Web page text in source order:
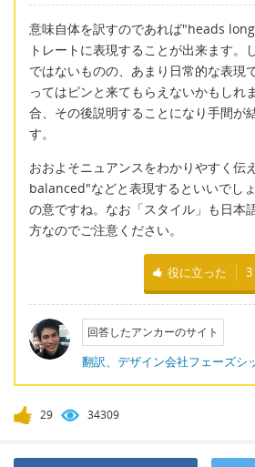
意味自体を訳すのであれば"heads
トレートに表現することが出来ます。
ではないものの、あまり日常的な表現
ってはピンと来てもらえないかもしれ
合、その後説明することになり手間が
す。
おおよそニュアンスをわかりやすく伝
balanced"などと表現するといいでし
の意ですね。なお「スタイル」も日本
方なのでご注意ください。
役に立った 3
回答したアンカーのサイト
翻訳、デザイン会社フェーズシ
29 34309